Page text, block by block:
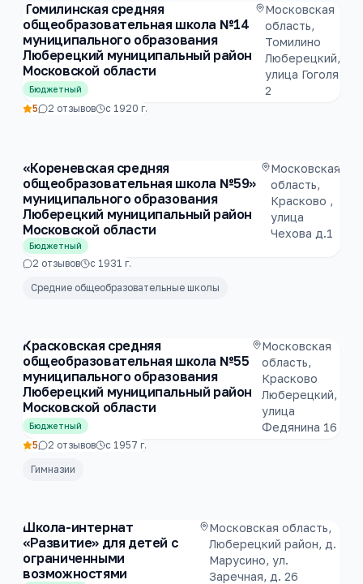
Томилинская средняя
общеобразовательная школа №14
муниципального образования
Люберецкий муниципальный район
Московской области
Бюджетный
Московская
область,
Томилино
Люберецкий,
улица Гоголя
2
5 2 отзывов с 1920 г.
«Кореневская средняя
общеобразовательная школа №59»
муниципального образования
Люберецкий муниципальный район
Московской области
Бюджетный
Московская
область,
Красково ,
улица
Чехова д.1
2 отзывов с 1931 г.
Средние общеобразовательные школы
Красковская средняя
общеобразовательная школа №55
муниципального образования
Люберецкий муниципальный район
Московской области
Бюджетный
Московская
область,
Красково
Люберецкий,
улица
Федянина 16
5 2 отзывов с 1957 г.
Гимназии
Школа-интернат
«Развитие» для детей с
ограниченными
возможностями
Московская область,
Люберецкий район, д.
Марусино, ул.
Заречная, д. 26